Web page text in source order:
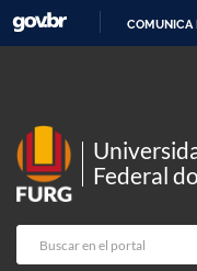
COMUNICA
Federal